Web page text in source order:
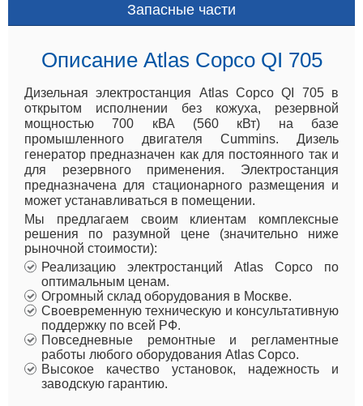
Запасные части
Описание Atlas Copco QI 705
Дизельная электростанция Atlas Copco QI 705 в
открытом исполнении без кожуха, резервной
мощностью 700 кВА (560 кВт) на базе
промышленного двигателя Cummins. Дизель
генератор предназначен как для постоянного так и
для резервного применения. Электростанция
предназначена для стационарного размещения и
может устанавливаться в помещении.
Мы предлагаем своим клиентам комплексные
решения по разумной цене (значительно ниже
рыночной стоимости):
Реализацию электростанций Atlas Copco по
оптимальным ценам.
Огромный склад оборудования в Москве.
Своевременную техническую и консультативную
поддержку по всей РФ.
Повседневные ремонтные и регламентные
работы любого оборудования Atlas Copco.
Высокое качество установок, надежность и
заводскую гарантию.